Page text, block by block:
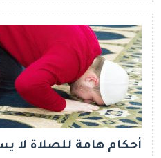
أحكام هامة للصلاة لا